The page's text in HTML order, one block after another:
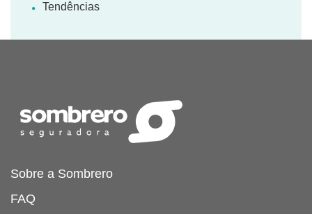
Tendências
Sobre a Sombrero
FAQ